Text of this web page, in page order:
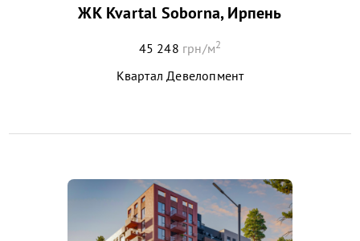
ЖК Kvartal Soborna, Ирпень
45 248 грн/м2
Квартал Девелопмент